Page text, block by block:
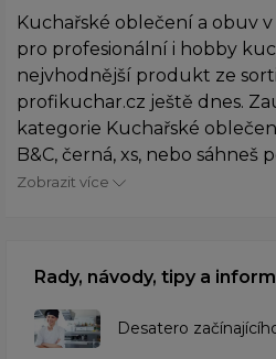
Kuchařské oblečení a obuv
pro profesionální i hobby
nejvhodnější produkt ze
profikuchar.cz ještě dnes.
kategorie Kuchařské
B&C, černá, xs, nebo sáhneš
Zobrazit více
Rady, návody, tipy a
Desatero